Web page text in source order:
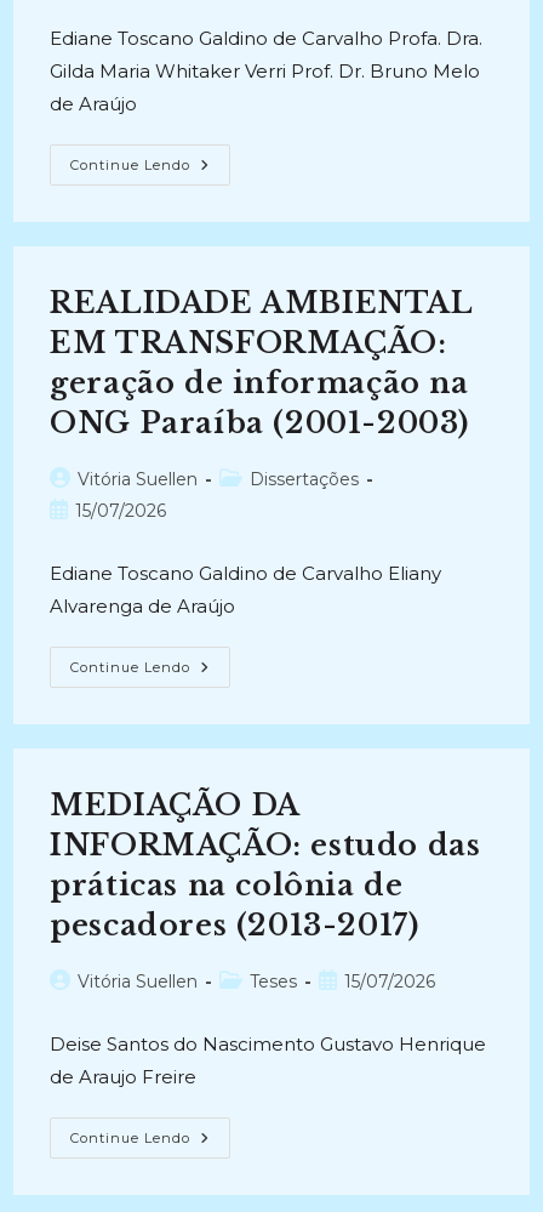
(2000-
2002)
Ediane Toscano Galdino de Carvalho Profa. Dra.
Gilda Maria Whitaker Verri Prof. Dr. Bruno Melo
de Araújo
Continue Lendo DA
INVISIBILIDADE
Reveladas
Tridimensionais
Da
Cultura
Popular
(2017-
2021)
REALIDADE AMBIENTAL
EM TRANSFORMAÇÃO:
geração de informação na
ONG Paraíba (2001-2003)
Autor
do
Vitória Suellen
Categoria
Dissertações
Post15/07/2026
Ediane Toscano Galdino de Carvalho Eliany
Alvarenga de Araújo
Continue Lendo REALIDADE
AMBIENTAL
De
Na
ONG
Paraíba
(2001-
2003)
MEDIAÇÃO DA
INFORMAÇÃO: estudo das
práticas na colônia de
pescadores (2013-2017)
AutorVitória Suellen
Categoria
Teses
Post15/07/2026
Deise Santos do Nascimento Gustavo Henrique
de Araujo Freire
Continue Lendo MEDIAÇÃO
DA